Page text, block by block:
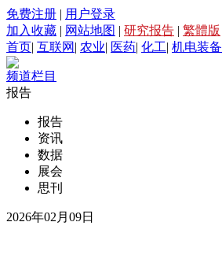
免费注册 | 用户登录
加入收藏 | 网站地图 | 研究报告 | 繁體版
首页| 互联网 | 农业| 医药| 化工| 机电装备
频道栏目
报告
报告
资讯
数据
展会
思刊
2026年02月09日